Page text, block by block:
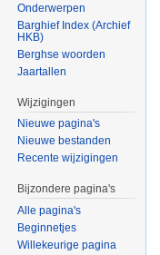
Onderwerpen
Barghief Index (Archief
HKB)
Berghse woorden
Jaartallen
Wijzigingen
Nieuwe pagina's
Nieuwe bestanden
Recente wijzigingen
Bijzondere pagina's
Alle pagina's
Beginnetjes
Willekeurige pagina